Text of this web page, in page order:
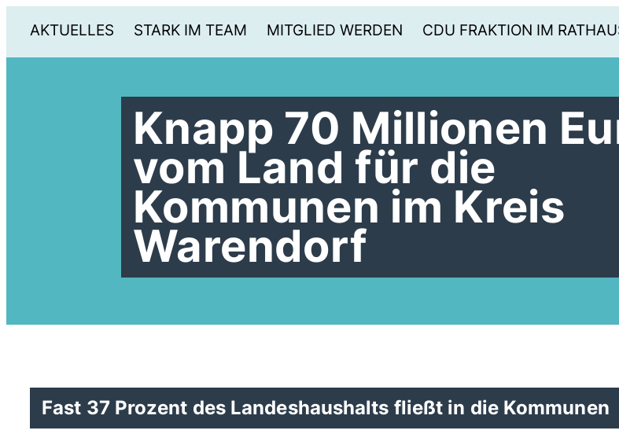
AKTUELLES STARK IM TEAM MITGLIED WERDEN CDU FRAKTION IM
Knapp 70 Millionen
vom Land für die
Kommunen im Kreis
Warendorf
Fast 37 Prozent des Landeshaushalts fließt in die Kommunen